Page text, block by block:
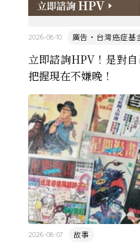
立即諮詢HPV！是對
把握現在不嫌晚！
廣告・台灣癌症基
2026-08-10
故事
2026-08-07